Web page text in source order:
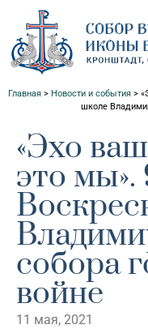
Главная> Новости и события>
школе
«Эхо
это мы».
собора
войне
11 мая, 2021